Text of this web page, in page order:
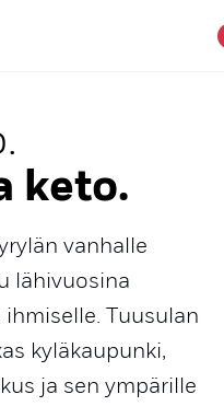
ke­to.
vanhalle
lähivuosina
Tuusulan
kyläkaupunki,
ja sen ympärille